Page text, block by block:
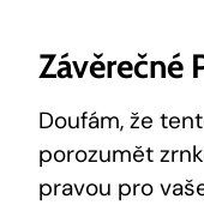
Závěrečné
Doufám, že
porozumět
pravou pro